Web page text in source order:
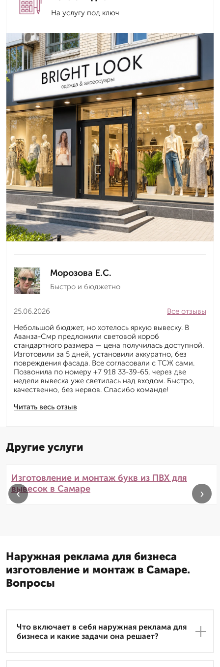
На услугу под ключ
Морозова Е.С.
Быстро и бюджетно
25.06.2026
Читать весь отзыв
Все отзывы
Небольшой бюджет, но хотелось яркую вывеску. В
Аванза-Смр предложили световой короб
стандартного размера — цена получилась доступной.
Изготовили за 5 дней, установили аккуратно, без
повреждения фасада. Все согласовали с ТСЖ сами.
Позвонила по номеру +7 918 33-39-65, через две
недели вывеска уже светилась над входом. Быстро,
качественно, без нервов. Спасибо команде!
Другие услуги
Изготовление и монтаж букв из ПВХ для
вывесок в Самаре
‹ ›
Наружная реклама для бизнеса
изготовление и монтаж в Самаре.
Вопросы
Что включает в себя наружная реклама для
бизнеса и какие задачи она решает?